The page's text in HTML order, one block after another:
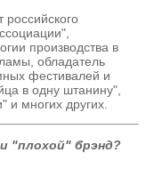
производства в
обладатель
фестивалей и
в одну штанину",
и многих других.
"плохой" брэнд?